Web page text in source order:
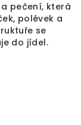
pečení, která
polévek a
se
do jídel.